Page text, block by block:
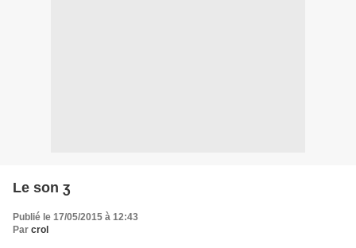
Le son ʒ
Publié le 17/05/2015 à 12:43
Par crol